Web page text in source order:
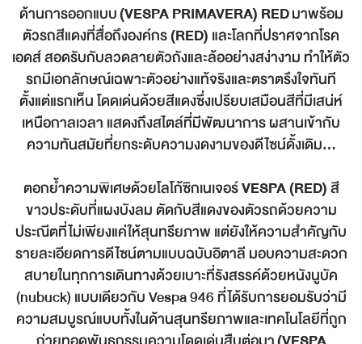
ด้านการออกแบบ(VESPA PRIMAVERA) REDมาพร้อม
ตัวรถสีแดงที่สื่อถึงองค์กร(RED) และโลกที่ปราศจากโรค
เอดส์ สอดรับกับลวดลายตัวถังและล้ออย่างสง่างาม ทำให้ตัว
รถมีเอกลักษณ์เฉพาะตัวอย่างแท้จริงและตราตรึงใจทันที
ตั้งแต่แรกเห็น โดดเด่นด้วยสีแดงซึ่งเปรียบเสมือนสีที่มีเสน่ห์
เหนือกาลเวลา แสดงถึงสไตล์ที่มีพัฒนาการ ผสานเข้ากับ
ความทันสมัยที่ยกระดับความงดงามของดีไซน์ดั้งเดิม...
ตอกย้ำความพิเศษด้วยโลโก้ซิกเนเจอร์VESPA (RED)สี
ขาวประดับที่แผงบังลม ตัดกับสีแดงของตัวรถด้วยความ
ประณีตที่ไม่เพียงแค่ให้สุนทรียภาพ แต่ยังให้ความสำคัญกับ
รายละเอียดการดีไซน์ตามแบบฉบับอิตาลี มอบความสะดวก
สบายในทุกการเดินทางด้วยเบาะที่รังสรรค์ด้วยหนังนูบัค
(nubuck) แบบเดียวกับ Vespa 946 ที่ได้รับการยอมรับว่ามี
ความสมบูรณ์แบบทั้งในด้านสุนทรียภาพและเทคโนโลยีที่ถูก